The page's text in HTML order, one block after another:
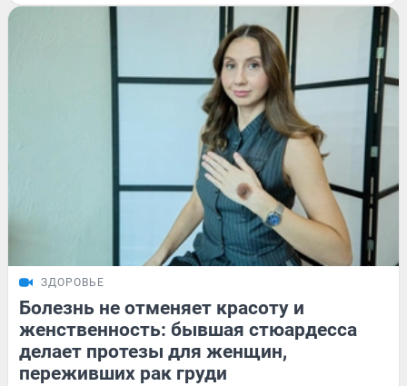
ЗДОРОВЬЕ
Болезнь не отменяет красоту и
женственность: бывшая стюардесса
делает протезы для женщин,
переживших рак груди